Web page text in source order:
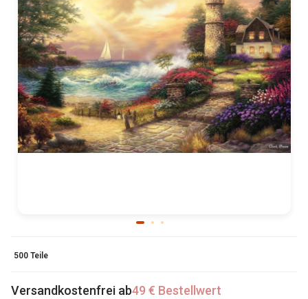
500 Teile
Versandkostenfrei ab49 € Bestellwert